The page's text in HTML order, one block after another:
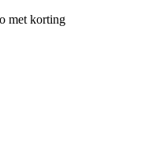
met korting